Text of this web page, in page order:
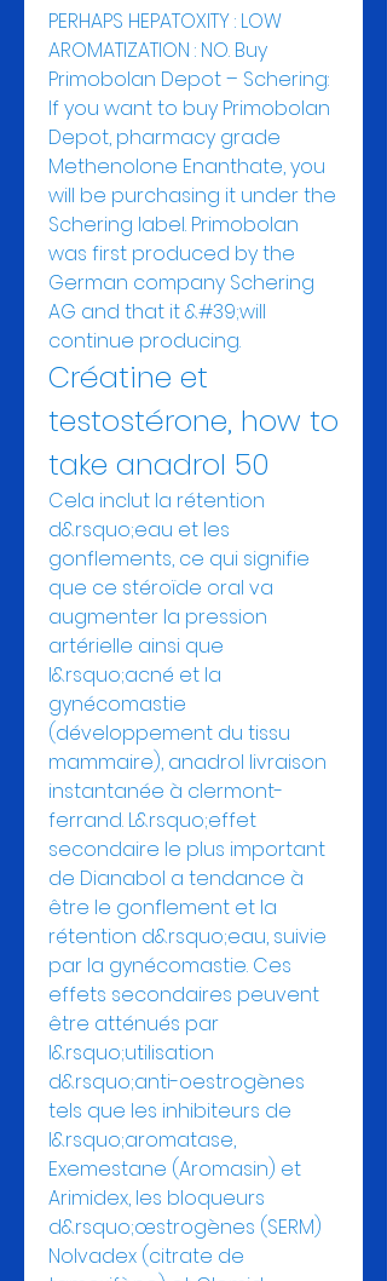
PERHAPS HEPATOXITY : LOW
AROMATIZATION : NO. Buy
Primobolan Depot – Schering:
If you want to buy Primobolan
Depot, pharmacy grade
Methenolone Enanthate, you
will be purchasing it under the
Schering label. Primobolan
was first produced by the
German company Schering
AG and that it &#39;will
continue producing.
Créatine et
testostérone, how to
take anadrol 50
Cela inclut la rétention
d&rsquo;eau et les
gonflements, ce qui signifie
que ce stéroïde oral va
augmenter la pression
artérielle ainsi que
l&rsquo;acné et la
gynécomastie
(développement du tissu
mammaire), anadrol livraison
instantanée à clermont-
ferrand. L&rsquo;effet
secondaire le plus important
de Dianabol a tendance à
être le gonflement et la
rétention d&rsquo;eau, suivie
par la gynécomastie. Ces
effets secondaires peuvent
être atténués par
l&rsquo;utilisation
d&rsquo;anti-oestrogènes
tels que les inhibiteurs de
l&rsquo;aromatase,
Exemestane (Aromasin) et
Arimidex, les bloqueurs
d&rsquo;œstrogènes (SERM)
Nolvadex (citrate de